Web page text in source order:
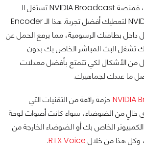
الخاص أثناء البث مباشر، فمنصة NVIDIA Broadcast تستغل الـ
Encoder الخاص بـ NVIDIA لتعطيك أفضل تجربة. هذا الـ Encoder
بطاقتك الرسومية، مما يرفع الحمل عن
تشغل البث المباشر الخاص بك بدون
من الأشكال لكي تتمتع بأفضل معدلات
ما عندك لجماهيرك.
NVIDIA حزمة رائعة من التقنيات التي
من الضوضاء، سواء كانت أصوات لوحة
الكمبيوتر الخاص بك أو الضوضاء الخارجة من
وكل هذا من خلال RTX Voice
.